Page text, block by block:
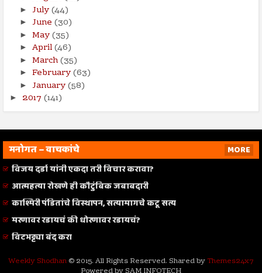
► July(44)
► June (30)
► May(35)
► April(46)
► March(35)
► February(63)
► January(58)
► 2017 (141)
मनोगत – वाचकांचे
MORE
विजय दर्डा यांनी एकदा तरी विचार करावा?
आत्महत्या रोखणे ही कौटुंबिक जबाबदारी
काश्मिरी पंडितांचे विस्थापन, सत्यामागचे कटू सत्य
मरणावर रडायचं की धोरणावर रडायचं?
विटभट्ट्या बंद करा
Weekly Shodhan © 2015. All Rights Reserved. Shared by Themes24x7